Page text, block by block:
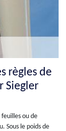
règles de
Siegler
ou de
Sous le poids de